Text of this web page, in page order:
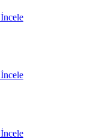
İncele
İncele
İncele